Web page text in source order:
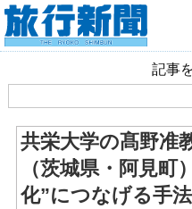
記事
共栄大学の髙野准
（茨城県・阿見
化”につなげる手